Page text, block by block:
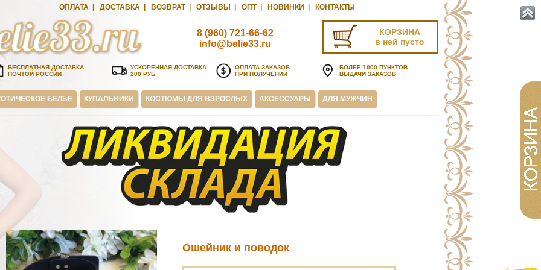
ОПЛАТА| ДОСТАВКА| ВОЗВРАТ| ОТЗЫВЫ ОПТ| НОВИНКИ КОНТАКТЫ
8 (960) 721-66-62
info@belie33.ru
КОРЗИНА
в ней пусто
БЕСПЛАТНАЯ ДОСТАВКА
ПОЧТОЙ РОССИИ
УСКОРЕННАЯ ДОСТАВКА
200 РУБ.
ОПЛАТА ЗАКАЗОВ
ПРИ ПОЛУЧЕНИИ
БОЛЕЕ 1000 ПУНКТОВ
ВЫДАЧИ ЗАКАЗОВ
БЕЛЬЕ КУПАЛЬНИКИ КОСТЮМЫ ДЛЯ ВЗРОСЛЫХ АКСЕССУАРЫ ДЛЯ МУЖЧИН
Ошейник и поводок